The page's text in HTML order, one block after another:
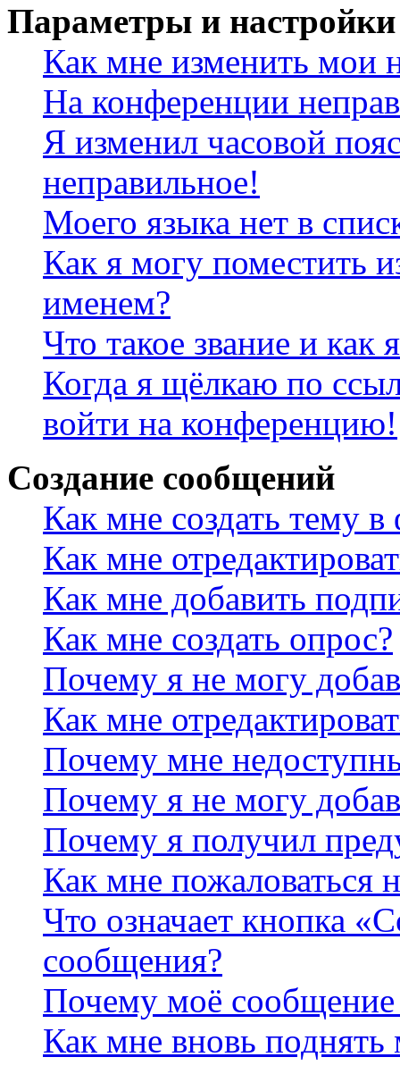
Параметры и настройки
Как мне изменить мои
На конференции
Я изменил часовой
неправильное!
Моего языка нет в
Как я могу поместить
именем?
Что такое звание и как
Когда я щёлкаю по
войти на конференцию!
Создание сообщений
Как мне создать тему
Как мне
Как мне добавить
Как мне создать опрос?
Почему я не могу
Как мне
Почему мне
Почему я не могу
Почему я получил
Как мне пожаловаться
Что означает кнопка
сообщения?
Почему моё сообщение
Как мне вновь